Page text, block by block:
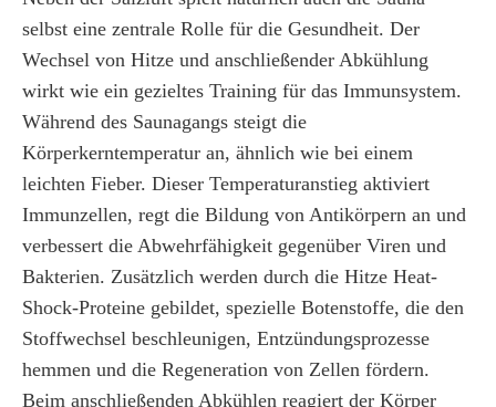
selbst eine zentrale Rolle für die Gesundheit. Der
Wechsel von Hitze und anschließender Abkühlung
wirkt wie ein gezieltes Training für das Immunsystem.
Während des Saunagangs steigt die
Körperkerntemperatur an, ähnlich wie bei einem
leichten Fieber. Dieser Temperaturanstieg aktiviert
Immunzellen, regt die Bildung von Antikörpern an und
verbessert die Abwehrfähigkeit gegenüber Viren und
Bakterien. Zusätzlich werden durch die Hitze Heat-
Shock-Proteine gebildet, spezielle Botenstoffe, die den
Stoffwechsel beschleunigen, Entzündungsprozesse
hemmen und die Regeneration von Zellen fördern.
Beim anschließenden Abkühlen reagiert der Körper